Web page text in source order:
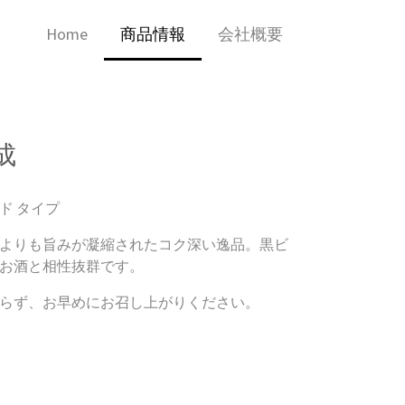
Home 商品情報 会社概要
タイプ
りも旨みが凝縮されたコク深い逸品。黒ビ
酒と相性抜群です。
、お早めにお召し上がりください。